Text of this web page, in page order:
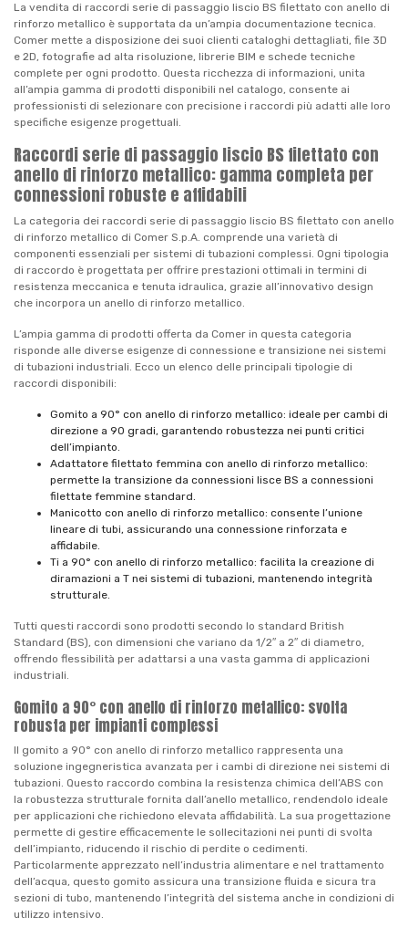
La vendita di raccordi serie di passaggio liscio BS filettato con anello di
rinforzo metallico è supportata da un’ampia documentazione tecnica.
Comer mette a disposizione dei suoi clienti cataloghi dettagliati, file 3D
e 2D, fotografie ad alta risoluzione, librerie BIM e schede tecniche
complete per ogni prodotto. Questa ricchezza di informazioni, unita
all’ampia gamma di prodotti disponibili nel catalogo, consente ai
professionisti di selezionare con precisione i raccordi più adatti alle loro
specifiche esigenze progettuali.
Raccordi serie di passaggio liscio BS filettato con
anello di rinforzo metallico: gamma completa per
connessioni robuste e affidabili
La categoria dei raccordi serie di passaggio liscio BS filettato con anello
di rinforzo metallico di Comer S.p.A. comprende una varietà di
componenti essenziali per sistemi di tubazioni complessi. Ogni tipologia
di raccordo è progettata per offrire prestazioni ottimali in termini di
resistenza meccanica e tenuta idraulica, grazie all’innovativo design
che incorpora un anello di rinforzo metallico.
L’ampia gamma di prodotti offerta da Comer in questa categoria
risponde alle diverse esigenze di connessione e transizione nei sistemi
di tubazioni industriali. Ecco un elenco delle principali tipologie di
raccordi disponibili:
Gomito a 90° con anello di rinforzo metallico: ideale per cambi di
direzione a 90 gradi, garantendo robustezza nei punti critici
dell’impianto.
Adattatore filettato femmina con anello di rinforzo metallico:
permette la transizione da connessioni lisce BS a connessioni
filettate femmine standard.
Manicotto con anello di rinforzo metallico: consente l’unione
lineare di tubi, assicurando una connessione rinforzata e
affidabile.
Ti a 90° con anello di rinforzo metallico: facilita la creazione di
diramazioni a T nei sistemi di tubazioni, mantenendo integrità
strutturale.
Tutti questi raccordi sono prodotti secondo lo standard British
Standard (BS), con dimensioni che variano da 1/2″ a 2″ di diametro,
offrendo flessibilità per adattarsi a una vasta gamma di applicazioni
industriali.
Gomito a 90° con anello di rinforzo metallico: svolta
robusta per impianti complessi
Il gomito a 90° con anello di rinforzo metallico rappresenta una
soluzione ingegneristica avanzata per i cambi di direzione nei sistemi di
tubazioni. Questo raccordo combina la resistenza chimica dell’ABS con
la robustezza strutturale fornita dall’anello metallico, rendendolo ideale
per applicazioni che richiedono elevata affidabilità. La sua progettazione
permette di gestire efficacemente le sollecitazioni nei punti di svolta
dell’impianto, riducendo il rischio di perdite o cedimenti.
Particolarmente apprezzato nell’industria alimentare e nel trattamento
dell’acqua, questo gomito assicura una transizione fluida e sicura tra
sezioni di tubo, mantenendo l’integrità del sistema anche in condizioni di
utilizzo intensivo.